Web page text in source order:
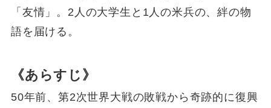
「友情」。2人の大学生と1人の米兵の、絆の物
語を届ける。
《あらすじ》
50年前、第2次世界大戦の敗戦から奇跡的に復興